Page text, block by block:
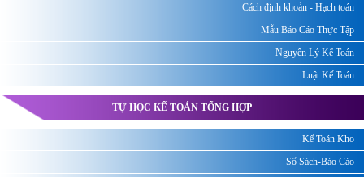
Cách định khoản - Hạch toán
Mẫu Báo Cáo Thực Tập
Nguyên Lý Kế Toán
Luật Kế Toán
TỰ HỌC KẾ TOÁN TỔNG HỢP
Kế Toán Kho
Sổ Sách-Báo Cáo